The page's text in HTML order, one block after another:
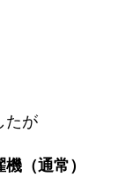
たが
（通常）